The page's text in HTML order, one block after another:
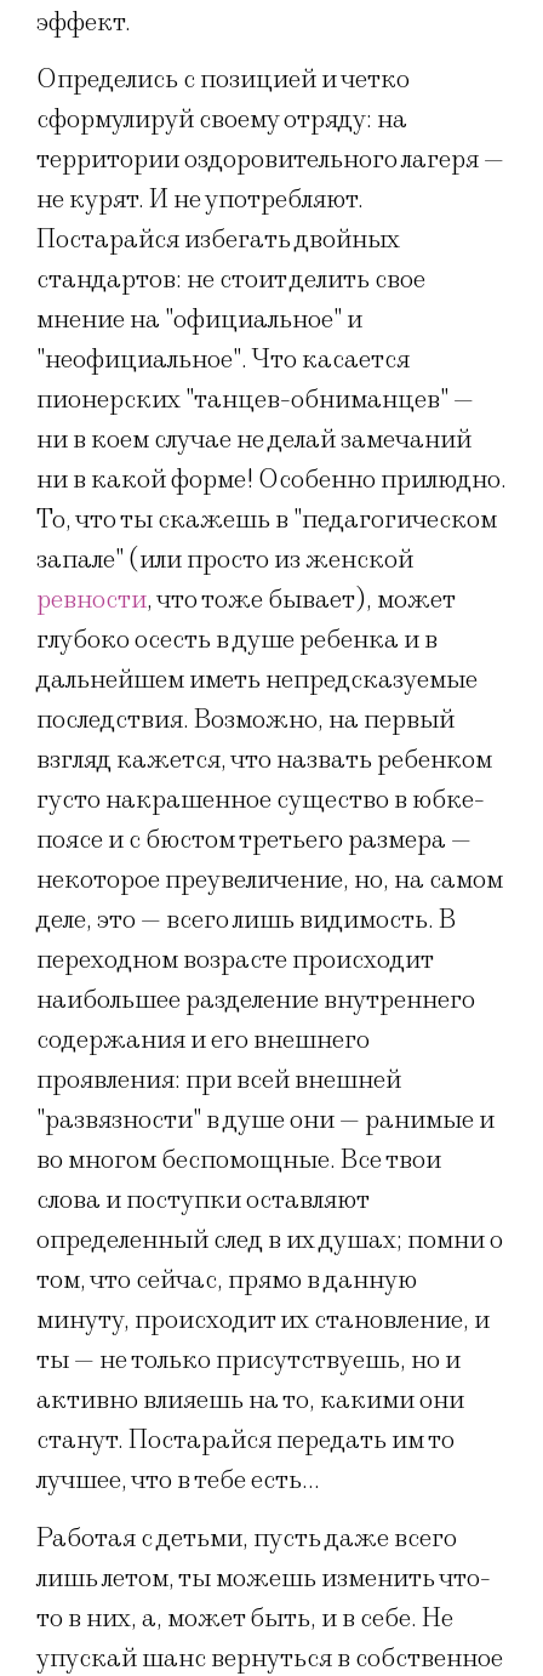
эффект.
Определись с позицией и четко
сформулируй своему отряду: на
территории оздоровительного лагеря —
не курят. И не употребляют.
Постарайся избегать двойных
стандартов: не стоит делить свое
мнение на "официальное" и
"неофициальное". Что касается
пионерских "танцев-обниманцев" —
ни в коем случае не делай замечаний
ни в какой форме! Особенно прилюдно.
То, что ты скажешь в "педагогическом
запале" (или просто из женской
ревности, что тоже бывает), может
глубоко осесть в душе ребенка и в
дальнейшем иметь непредсказуемые
последствия. Возможно, на первый
взгляд кажется, что назвать ребенком
густо накрашенное существо в юбке-
поясе и с бюстом третьего размера —
некоторое преувеличение, но, на самом
деле, это — всего лишь видимость. В
переходном возрасте происходит
наибольшее разделение внутреннего
содержания и его внешнего
проявления: при всей внешней
"развязности" в душе они — ранимые и
во многом беспомощные. Все твои
слова и поступки оставляют
определенный след в их душах; помни о
том, что сейчас, прямо в данную
минуту, происходит их становление, и
ты — не только присутствуешь, но и
активно влияешь на то, какими они
станут. Постарайся передать им то
лучшее, что в тебе есть…
Работая с детьми, пусть даже всего
лишь летом, ты можешь изменить что-
то в них, а, может быть, и в себе. Не
упускай шанс вернуться в собственное